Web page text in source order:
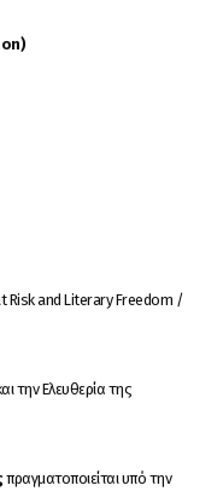
Risk and Literary Freedom /
την Ελευθερία της
πραγματοποιείται υπό την